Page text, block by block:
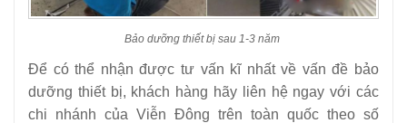
Bảo dưỡng thiết bị sau 1-3 năm
Để có thể nhận được tư vấn kĩ nhất về vấn đề bảo
dưỡng thiết bị, khách hàng hãy liên hệ ngay với các
chi nhánh của Viễn Đông trên toàn quốc theo số